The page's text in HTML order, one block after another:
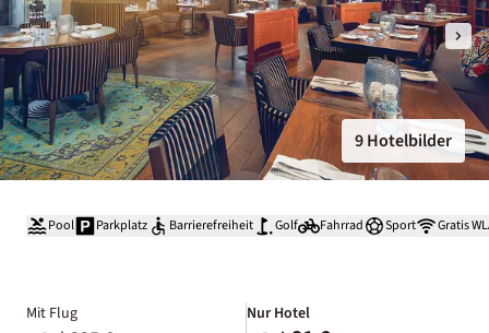
9 Hotelbilder
Pool Parkplatz Barrierefreiheit Golf Fahrrad Sport Gratis
Mit Flug
Nur Hotel